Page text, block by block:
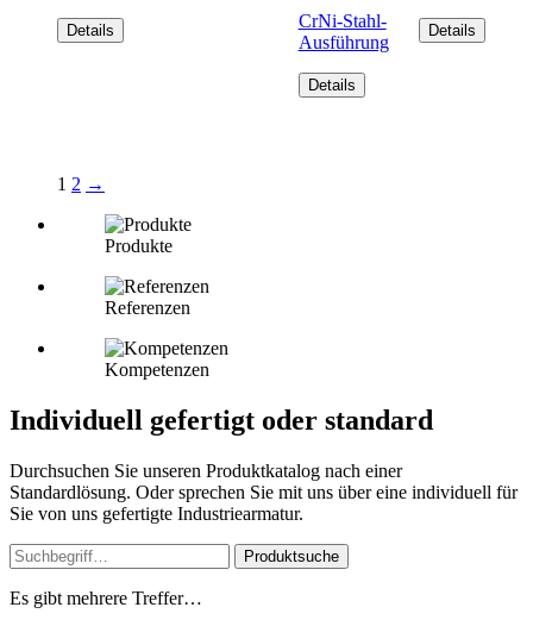
Details
CrNi-Stahl-
Ausführung
Details
Details
1 2 →
Produkte
Referenzen
Kompetenzen
Individuell gefertigt oder standard
Durchsuchen Sie unseren Produktkatalog nach einer
Standardlösung. Oder sprechen Sie mit uns über eine individuell für
Sie von uns gefertigte Industriearmatur.
Produktsuche
Es gibt mehrere Treffer…